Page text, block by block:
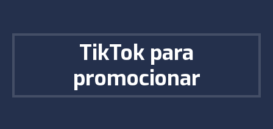
TikTok para
promocionar